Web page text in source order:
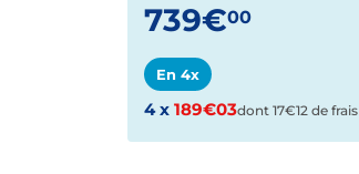
739€00
En 4x
4 x 189€03dont 17€12 de frais